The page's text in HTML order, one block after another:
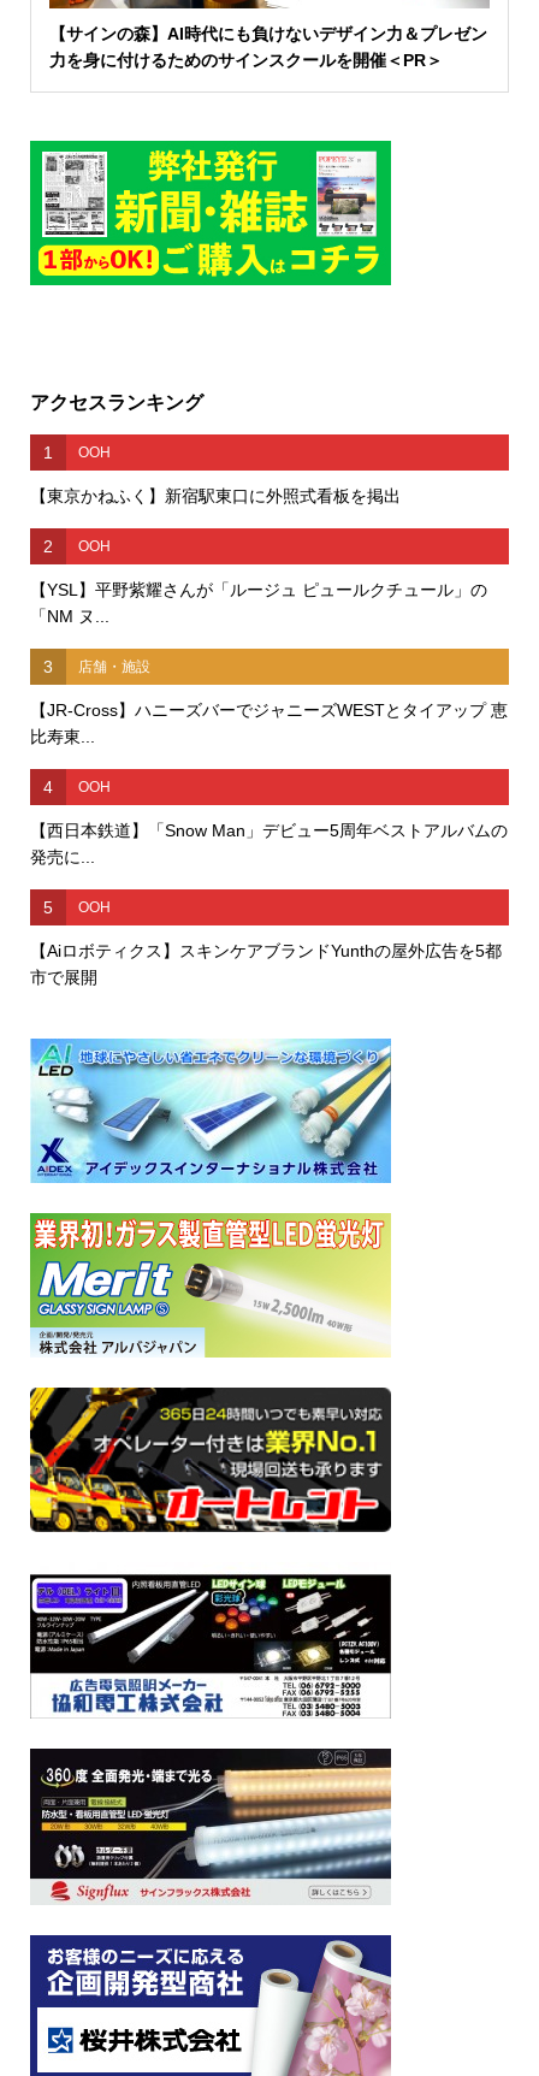
【サインの森】AI時代にも負けないデザイン力＆プレゼン
力を身に付けるためのサインスクールを開催＜PR＞
アクセスランキング
1 OOH
【東京かねふく】新宿駅東口に外照式看板を掲出
2 OOH
【YSL】平野紫耀さんが「ルージュ ピュールクチュール」の
「NM ヌ...
3 店舗・施設
【JR-Cross】ハニーズバーでジャニーズWESTとタイアップ 恵
比寿東...
4 OOH
【西日本鉄道】「Snow Man」デビュー5周年ベストアルバムの
発売に...
5 OOH
【Aiロボティクス】スキンケアブランドYunthの屋外広告を5都
市で展開